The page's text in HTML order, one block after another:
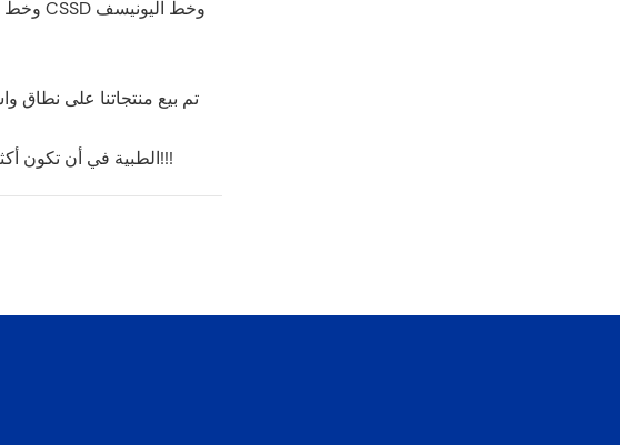
سوف تستمر Ro-Chain الطبية في أن تكون أكثر محترفون قدر الإمكان في كل منتج حل من حيث الجودة والسعر وما قبله & خدمة ما بعد البيع!!!